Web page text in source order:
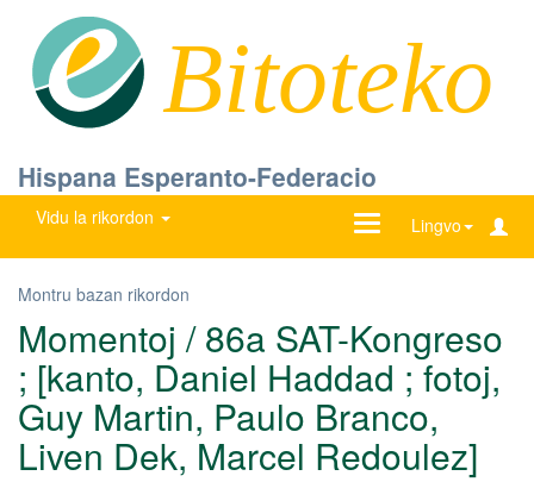
Bitoteko
Hispana Esperanto-Federacio
Vidu la rikordon Lingvo
Ŝanĝu
Montru bazan rikordon
Momentoj / 86a SAT-Kongreso
; [kanto, Daniel Haddad ; fotoj,
Guy Martin, Paulo Branco,
Liven Dek, Marcel Redoulez]